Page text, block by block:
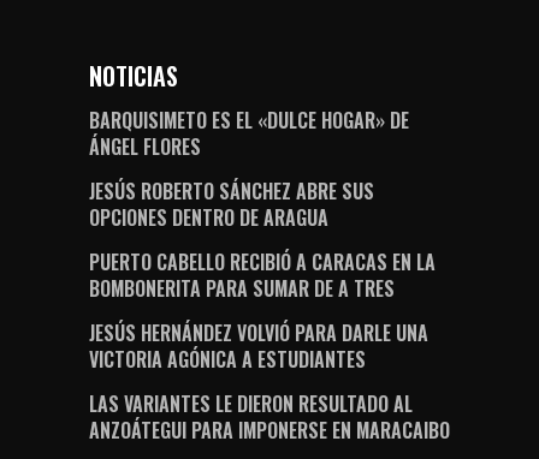
NOTICIAS
BARQUISIMETO ES EL «DULCE HOGAR» DE
ÁNGEL FLORES
JESÚS ROBERTO SÁNCHEZ ABRE SUS
OPCIONES DENTRO DE ARAGUA
PUERTO CABELLO RECIBIÓ A CARACAS EN LA
BOMBONERITA PARA SUMAR DE A TRES
JESÚS HERNÁNDEZ VOLVIÓ PARA DARLE UNA
VICTORIA AGÓNICA A ESTUDIANTES
LAS VARIANTES LE DIERON RESULTADO AL
ANZOÁTEGUI PARA IMPONERSE EN MARACAIBO